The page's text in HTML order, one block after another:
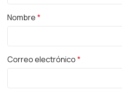
Nombre*
Correo electrónico*